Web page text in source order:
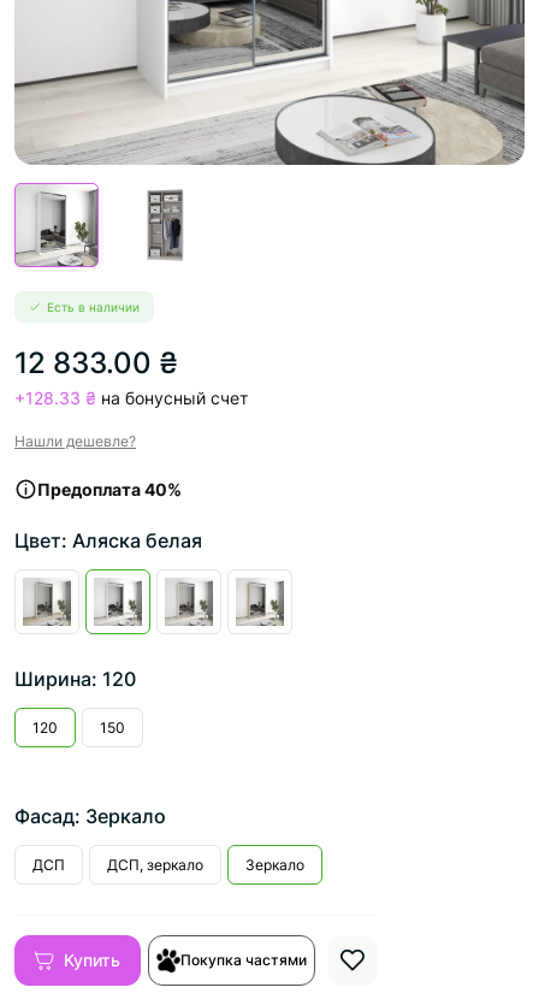
Есть в наличии
12 833.00 ₴
+128.33 ₴ на бонусный счет
Нашли дешевле?
Предоплата 40%
Цвет: Аляска белая
Ширина: 120
120 150
Фасад: Зеркало
ДСП ДСП, зеркало Зеркало
Купить Покупка частями